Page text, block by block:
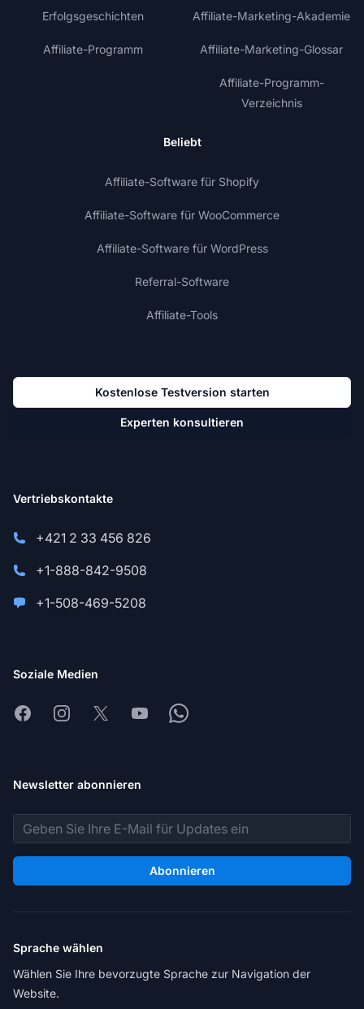
Erfolgsgeschichten
Affiliate-Programm
Affiliate-Marketing-Akademie
Affiliate-Marketing-Glossar
Affiliate-Programm-
Verzeichnis
Beliebt
Affiliate-Software für Shopify
Affiliate-Software für WooCommerce
Affiliate-Software für WordPress
Referral-Software
Affiliate-Tools
Kostenlose Testversion starten
Experten konsultieren
Vertriebskontakte
+421 2 33 456 826
+1-888-842-9508
+1-508-469-5208
Soziale Medien
FacebookInstagram
X YoutubeWhatsapp
Newsletter abonnieren
E-Mail-Adresse
Abonnieren
Sprache wählen
Wählen Sie Ihre bevorzugte Sprache zur Navigation der
Website.